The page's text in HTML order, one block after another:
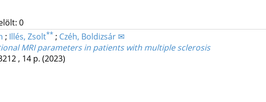
0
; Illés, Zsolt** ; Czéh, Boldizsár ✉
MRI parameters in patients with multiple sclerosis
, 14 p. (2023)